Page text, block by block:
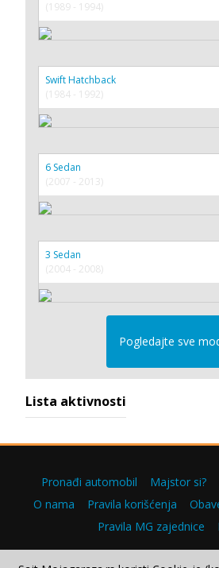
(1989 - 1994)
Swift Hatchback
(1984 - 1992)
6 Sedan
(2007 - 2013)
3 Sedan
(2004 - 2008)
Pogledajte sve
Lista aktivnosti
Pronađi automobil Majstor si?
O nama
Pravila korišćenja
Pravila MG zajednice